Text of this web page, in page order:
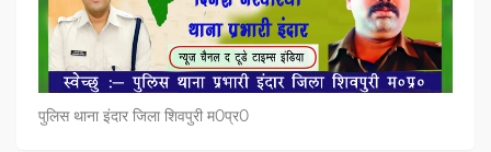
पुलिस थाना इंदार जिला शिवपुरी म0प्र0